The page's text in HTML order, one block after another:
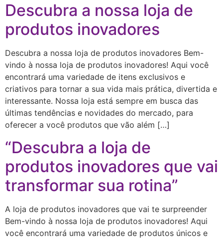
Descubra a nossa loja de
produtos inovadores
Descubra a nossa loja de produtos inovadores Bem-
vindo à nossa loja de produtos inovadores! Aqui você
encontrará uma variedade de itens exclusivos e
criativos para tornar a sua vida mais prática, divertida e
interessante. Nossa loja está sempre em busca das
últimas tendências e novidades do mercado, para
oferecer a você produtos que vão além […]
“Descubra a loja de
produtos inovadores que vai
transformar sua rotina”
A loja de produtos inovadores que vai te surpreender
Bem-vindo à nossa loja de produtos inovadores! Aqui
você encontrará uma variedade de produtos únicos e